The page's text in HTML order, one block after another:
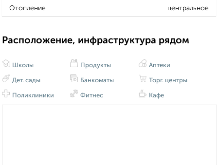
Отопление центральное
Расположение, инфраструктура рядом
Школы
Дет. сады
Поликлиники
Продукты
Банкоматы
Фитнес
Аптеки
Торг. центры
Кафе